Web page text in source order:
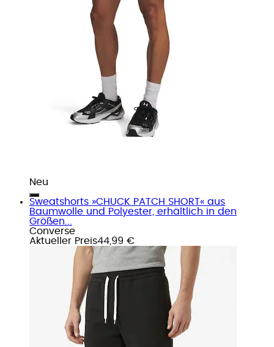
Neu
Sweatshorts »CHUCK PATCH SHORT« aus
Baumwolle und Polyester, erhältlich in den
Größen...
Converse
Aktueller Preis44,99 €